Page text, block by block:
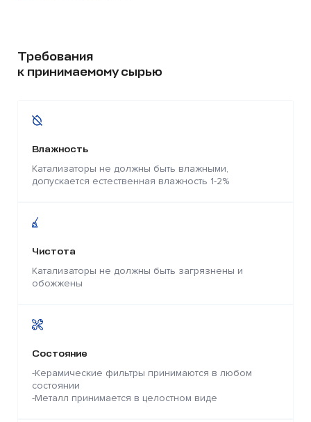
Требования
к принимаемому сырью
Влажность
Катализаторы не должны быть влажными,
допускается естественная влажность 1-2%
Чистота
Катализаторы не должны быть загрязнены и
обожжены
Состояние
-Керамические фильтры принимаются в любом
состоянии
-Металл принимается в целостном виде